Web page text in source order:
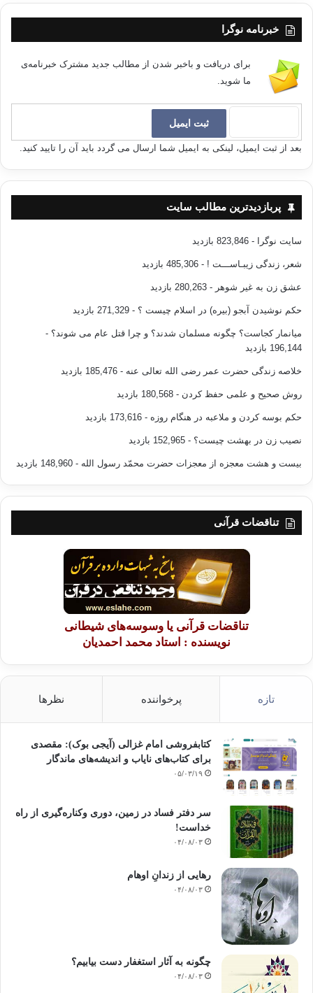
خبرنامه نوگرا
برای دریافت و باخبر شدن از مطالب جدید مشترک خبرنامه‌ی
ما شوید.
بعد از ثبت ایمیل، لینکی به ایمیل شما ارسال می گردد باید آن را تایید کنید.
پربازدیدترین مطالب سایت
سایت نوگرا - 823,846 بازدید
شعر، زندگی زیبـاســـت ! - 485,306 بازدید
عشق زن به غیر شوهر - 280,263 بازدید
حکم نوشیدن آبجو (بیره) در اسلام چیست ؟ - 271,329 بازدید
میانمار کجاست؟ چگونه مسلمان شدند؟ و چرا قتل عام می شوند؟ -
196,144 بازدید
خلاصه زندگی حضرت عمر رضی الله تعالی عنه - 185,476 بازدید
روش صحیح و علمی حفظ کردن - 180,568 بازدید
حکم بوسه کردن و ملاعبه در هنگام روزه - 173,616 بازدید
نصیب زن در بهشت چیست؟ - 152,965 بازدید
بیست و هشت معجزه از معجزات حضرت محمّد رسول الله - 148,960 بازدید
تناقضات قرآنی
تناقضات قرآنی یا وسوسه‌های شیطانی
نویسنده : استاد محمد احمدیان
تازه پرخواننده نظرها
کتابفروشی امام غزالی (آیجی بوک): مقصدی
برای کتاب‌های نایاب و اندیشه‌های ماندگار
۰۵/۰۳/۱۹
سر دفتر فساد در زمین‌، دوری وکناره‌گیری از راه
خداست‌!
۰۴/۰۸/۰۳
رهایی از زندانِ اوهام
۰۴/۰۸/۰۳
چگونه به آثار استغفار دست بیابیم؟
۰۴/۰۸/۰۳